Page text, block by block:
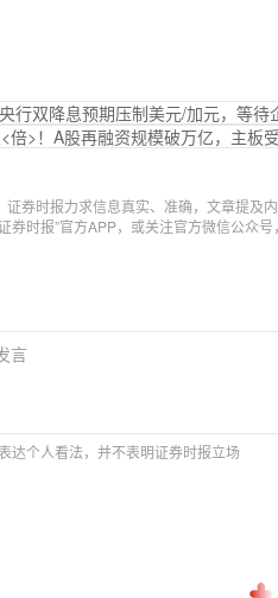
行双降息预期压制美元/加元，等待
<倍>！A股再融资规模破万亿，主板
证券时报力求信息真实、准确，文章提及
券时报”官方APP，或关注官方微信公众
言
达个人看法，并不表明证券时报立场